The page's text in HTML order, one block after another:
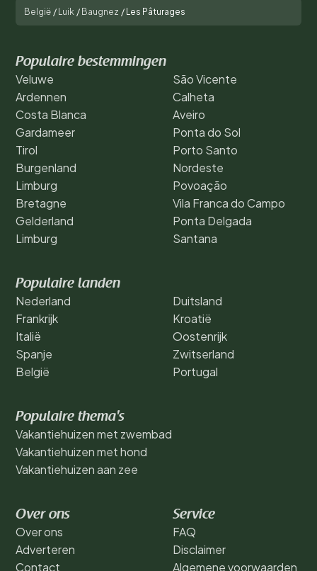
België / Luik / Baugnez / Les Pâturages
Populaire bestemmingen
Veluwe
Ardennen
Costa Blanca
Gardameer
Tirol
Burgenland
Limburg
Bretagne
Gelderland
Limburg
São Vicente
Calheta
Aveiro
Ponta do Sol
Porto Santo
Nordeste
Povoação
Vila Franca do Campo
Ponta Delgada
Santana
Populaire landen
Nederland
Frankrijk
Italië
Spanje
België
Duitsland
Kroatië
Oostenrijk
Zwitserland
Portugal
Populaire thema's
Vakantiehuizen met zwembad
Vakantiehuizen met hond
Vakantiehuizen aan zee
Over ons
Over ons
Adverteren
Contact
Service
FAQ
Disclaimer
Algemene voorwaarden